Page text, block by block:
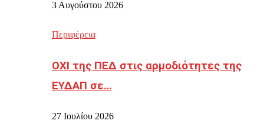
3 Αυγούστου 2026
Περιφέρεια
ΟΧΙ της ΠΕΔ στις αρμοδιότητες της
ΕΥΔΑΠ σε…
27 Ιουλίου 2026